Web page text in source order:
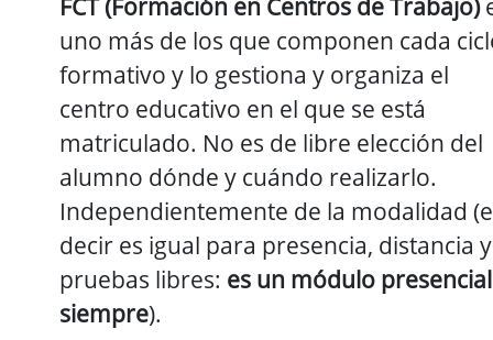
uno más de los que componen cada
formativo y lo gestiona y organiza el
centro educativo en el que se está
matriculado. No es de libre elección del
alumno dónde y cuándo realizarlo.
Independientemente de la modalidad
decir es igual para presencia, distancia y
pruebas libres: es un módulo presencial
siempre).